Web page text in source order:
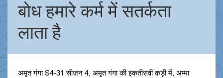
बोध हमारे कर्म में सतर्कता
लाता है
अमृत गंगा S4-31 सीज़न 4, अमृत गंगा की इकतीसवीं कड़ी में, अम्मा